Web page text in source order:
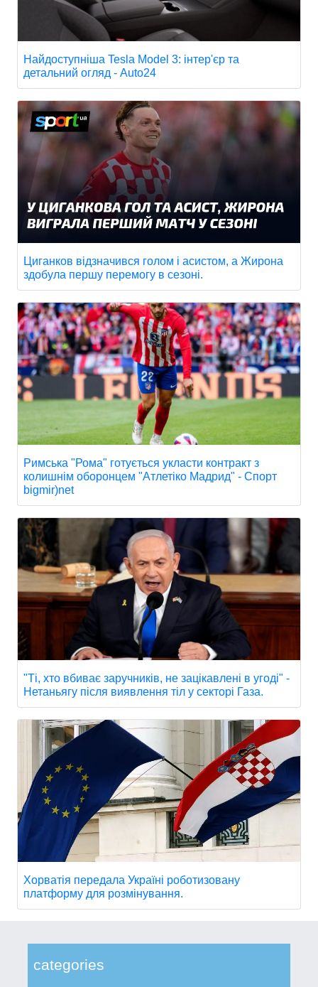
categories
Найдоступніша Tesla Model 3: інтер'єр та
детальний огляд - Auto24
Циганков відзначився голом і асистом, а Жирона
здобула першу перемогу в сезоні.
Римська "Рома" готується укласти контракт з
колишнім оборонцем "Атлетіко Мадрид" - Спорт
bigmir)net
"Ті, хто вбиває заручників, не зацікавлені в угоді" -
Нетаньягу після виявлення тіл у секторі Газа.
Хорватія передала Україні роботизовану
платформу для розмінування.